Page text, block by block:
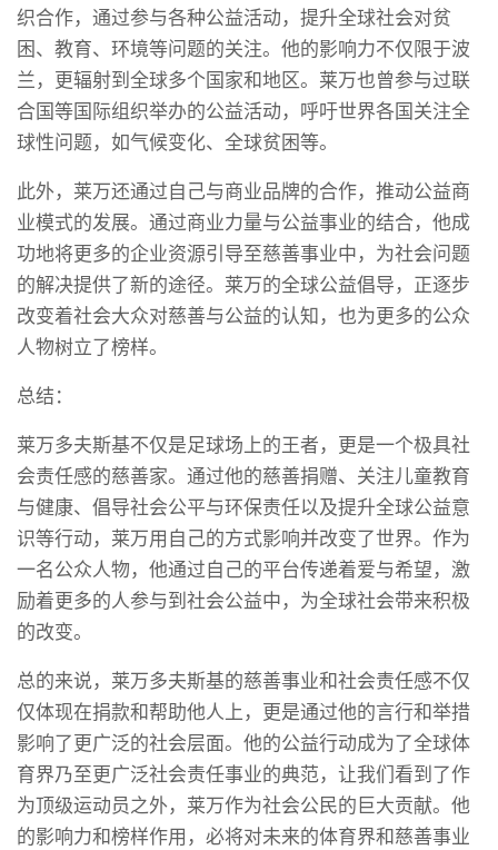
织合作，通过参与各种公益活动，提升全球社会对贫
困、教育、环境等问题的关注。他的影响力不仅限于波
兰，更辐射到全球多个国家和地区。莱万也曾参与过联
合国等国际组织举办的公益活动，呼吁世界各国关注全
球性问题，如气候变化、全球贫困等。
此外，莱万还通过自己与商业品牌的合作，推动公益商
业模式的发展。通过商业力量与公益事业的结合，他成
功地将更多的企业资源引导至慈善事业中，为社会问题
的解决提供了新的途径。莱万的全球公益倡导，正逐步
改变着社会大众对慈善与公益的认知，也为更多的公众
人物树立了榜样。
总结：
莱万多夫斯基不仅是足球场上的王者，更是一个极具社
会责任感的慈善家。通过他的慈善捐赠、关注儿童教育
与健康、倡导社会公平与环保责任以及提升全球公益意
识等行动，莱万用自己的方式影响并改变了世界。作为
一名公众人物，他通过自己的平台传递着爱与希望，激
励着更多的人参与到社会公益中，为全球社会带来积极
的改变。
总的来说，莱万多夫斯基的慈善事业和社会责任感不仅
仅体现在捐款和帮助他人上，更是通过他的言行和举措
影响了更广泛的社会层面。他的公益行动成为了全球体
育界乃至更广泛社会责任事业的典范，让我们看到了作
为顶级运动员之外，莱万作为社会公民的巨大贡献。他
的影响力和榜样作用，必将对未来的体育界和慈善事业